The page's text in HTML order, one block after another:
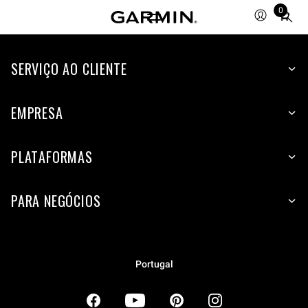
0
Total
items
cart:
SERVIÇO AO CLIENTE
EMPRESA
PLATAFORMAS
PARA NEGÓCIOS
Portugal